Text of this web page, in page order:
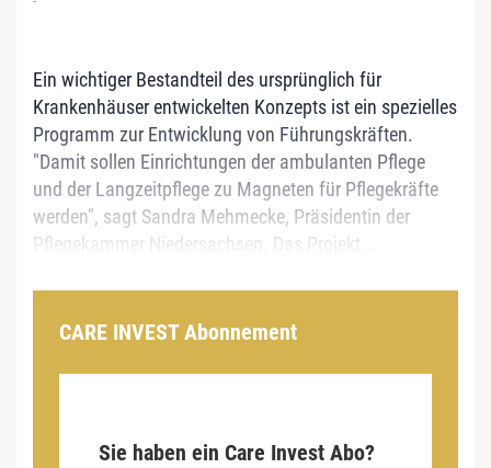
Ein wichtiger Bestandteil des ursprünglich für
Krankenhäuser entwickelten Konzepts ist ein spezielles
Programm zur Entwicklung von Führungskräften.
"Damit sollen Einrichtungen der ambulanten Pflege
und der Langzeitpflege zu Magneten für Pflegekräfte
werden", sagt Sandra Mehmecke, Präsidentin der
Pflegekammer Niedersachsen. Das Projekt...
CARE INVEST Abonnement
Sie haben ein Care Invest Abo?